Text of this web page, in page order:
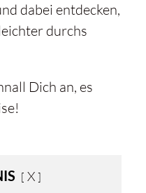
dabei entdecken,
durchs
Dich an, es
X